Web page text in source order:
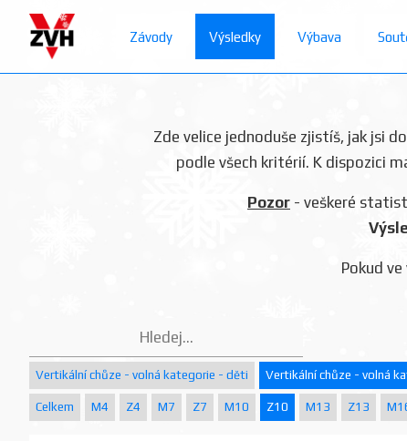
Závody Výsledky Výbava
Zde velice jednoduše zjistíš, jak jsi
podle všech kritérií. K dispozici
Pozor - veškeré
Pokud
Vertikální chůze - volná kategorie - děti Vertikální chůze - volná
Celkem M4 Z4 M7 Z7 M10 Z10 M13 Z13